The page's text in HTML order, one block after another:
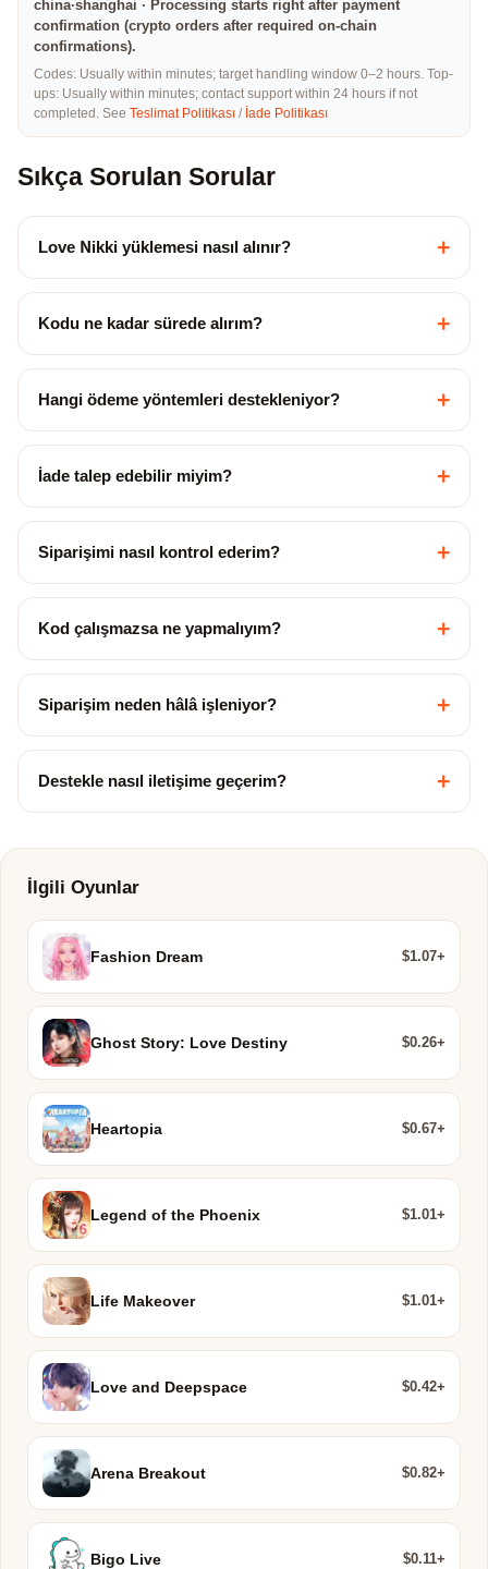
china·shanghai · Processing starts right after payment
confirmation (crypto orders after required on-chain
confirmations).
Codes: Usually within minutes; target handling window 0–2 hours. Top-
ups: Usually within minutes; contact support within 24 hours if not
completed. See Teslimat Politikası / İade Politikası
Sıkça Sorulan Sorular
Love Nikki yüklemesi nasıl alınır? +
Kodu ne kadar sürede alırım? +
Hangi ödeme yöntemleri destekleniyor? +
İade talep edebilir miyim? +
Siparişimi nasıl kontrol ederim? +
Kod çalışmazsa ne yapmalıyım? +
Siparişim neden hâlâ işleniyor? +
Destekle nasıl iletişime geçerim? +
İlgili Oyunlar
Fashion Dream $1.07+
Ghost Story: Love Destiny $0.26+
Heartopia $0.67+
Legend of the Phoenix $1.01+
Life Makeover $1.01+
Love and Deepspace $0.42+
Arena Breakout $0.82+
Bigo Live $0.11+